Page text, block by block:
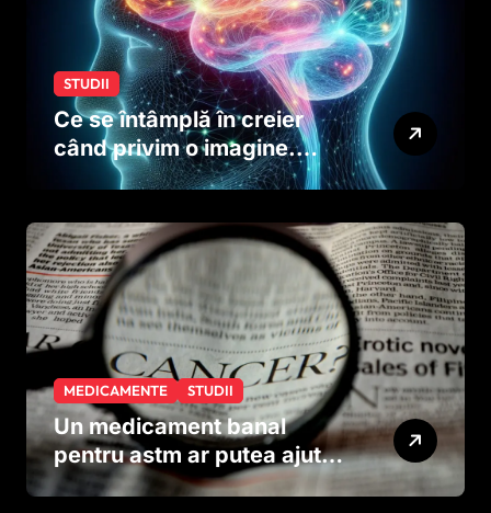
STUDII
Ce se întâmplă în creier
când privim o imagine.
Studiul care explică rolul
MEDICAMENTE STUDII
Un medicament banal
pentru astm ar putea ajuta
în lupta împotriva